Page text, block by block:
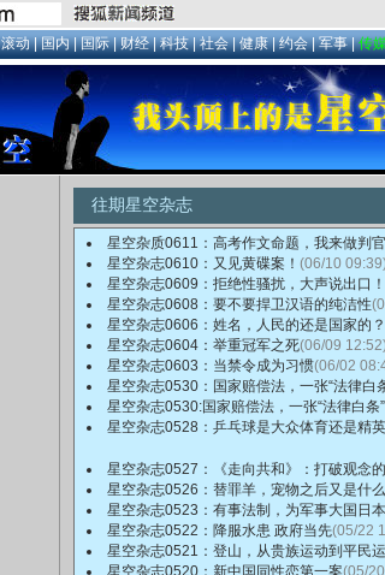
滚动|国内|国际|财经|科技|社会|健康|约会|军事|传
往期星空杂志
星空杂质0611：高考作文命题，我来做判官
星空杂志0610：又见黄碟案！ (06/10
星空杂志0609：拒绝性骚扰，大声说出口！
星空杂志0608：要不要捍卫汉语的纯洁性
星空杂志0606：姓名，人民的还是国家的？
星空杂志0604：举重冠军之死(06/09
星空杂志0603：当禁令成为习惯(06/02
星空杂志0530：国家赔偿法，一张“法律白
星空杂志0530:国家赔偿法，一张“法律白条”
星空杂志0528：乒乓球是大众体育还是精
星空杂志0527：《走向共和》：打破观念
星空杂志0526：替罪羊，宠物之后又是什
星空杂志0523：有事法制，为军事大国日
星空杂志0522：降服水患 政府当先(05/22
星空杂志0521：登山，从贵族运动到平民
星空杂志0520：新中国同性恋第一案(05/